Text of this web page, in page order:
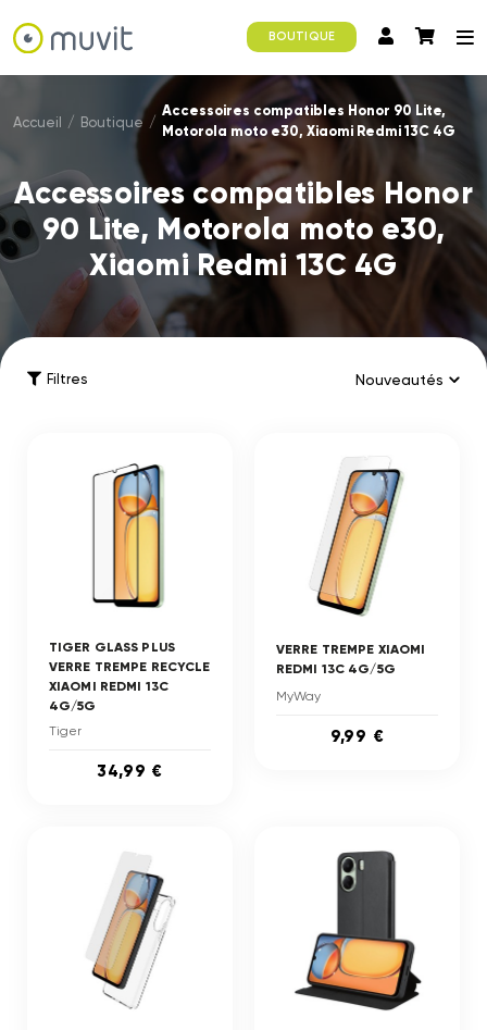
BOUTIQUE
Accueil / Boutique /
Accessoires compatibles Honor 90 Lite,
Motorola moto e30, Xiaomi Redmi 13C 4G
Accessoires compatibles Honor
90 Lite, Motorola moto e30,
Xiaomi Redmi 13C 4G
Filtres
TIGER GLASS PLUS
VERRE TREMPE RECYCLE
XIAOMI REDMI 13C
4G/5G
Tiger
34,99 €
VERRE TREMPE XIAOMI
REDMI 13C 4G/5G
MyWay
9,99 €